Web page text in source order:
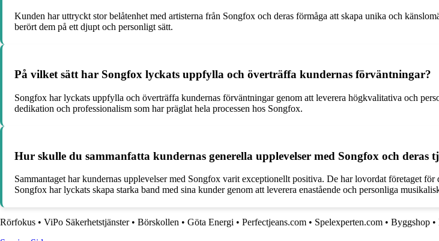
Kunden har uttryckt stor belåtenhet med artisterna från Songfox och deras förmåga att skapa unika och
berört dem på ett djupt och personligt sätt.
På vilket sätt har Songfox lyckats uppfylla och överträffa kundernas förväntningar?
Songfox har lyckats uppfylla och överträffa kundernas förväntningar genom att leverera högkvalitativa och
dedikation och professionalism som har präglat hela processen hos Songfox.
Hur skulle du sammanfatta kundernas generella upplevelser med Songfox och deras
Sammantaget har kundernas upplevelser med Songfox varit exceptionellt positiva. De har lovordat företaget
Songfox har lyckats skapa starka band med sina kunder genom att leverera enastående och personliga
Rörfokus • ViPo Säkerhetstjänster• Börskollen • Göta Energi • Perfectjeans.com • Spelexperten.com • Byggshop •